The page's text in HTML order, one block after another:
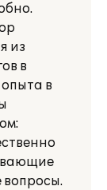
из
в
в